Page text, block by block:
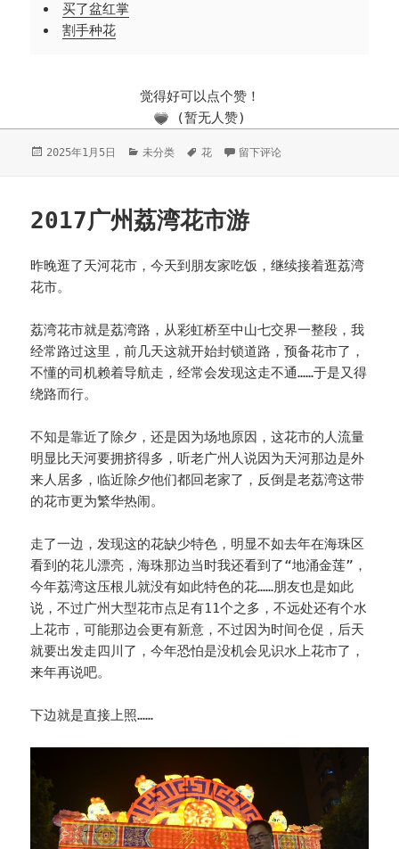
买了盆红掌
割手种花
觉得好可以点个赞！
(暂无人赞)
发
2025年1月5日
分
未分类
标
花 于首逛云萝植物园
留下评论
2017广州荔湾花市游
昨晚逛了天河花市，今天到朋友家吃饭，继续接着逛荔湾
花市。
荔湾花市就是荔湾路，从彩虹桥至中山七交界一整段，我
经常路过这里，前几天这就开始封锁道路，预备花市了，
不懂的司机赖着导航走，经常会发现这走不通……于是又得
绕路而行。
不知是靠近了除夕，还是因为场地原因，这花市的人流量
明显比天河要拥挤得多，听老广州人说因为天河那边是外
来人居多，临近除夕他们都回老家了，反倒是老荔湾这带
的花市更为繁华热闹。
走了一边，发现这的花缺少特色，明显不如去年在海珠区
看到的花儿漂亮，海珠那边当时我还看到了“地涌金莲”，
今年荔湾这压根儿就没有如此特色的花……朋友也是如此
说，不过广州大型花市点足有11个之多，不远处还有个水
上花市，可能那边会更有新意，不过因为时间仓促，后天
就要出发走四川了，今年恐怕是没机会见识水上花市了，
来年再说吧。
下边就是直接上照……